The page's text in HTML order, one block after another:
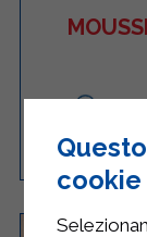
Semplice
cookie